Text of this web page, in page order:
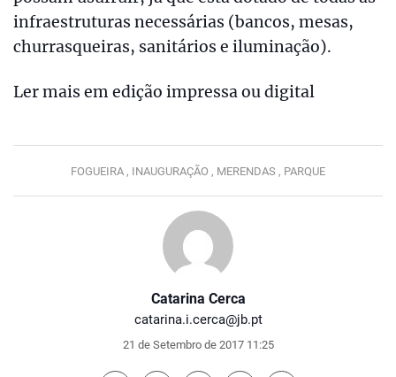
Catarina Cerca
catarina.i.cerca@jb.pt
21 de Setembro de 2017 11:25
infraestruturas necessárias (bancos, mesas,
churrasqueiras, sanitários e iluminação).
Ler mais em edição impressa ou digital
FOGUEIRA , INAUGURAÇÃO , MERENDAS , PARQUE